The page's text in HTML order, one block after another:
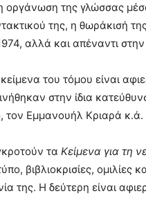
οργάνωση της γλώσσας
της, η θωράκισή
αλλά και απέναντι
του τόμου είναι
στην ίδια
τον Εμμανουήλ Κριαρά κ.ά.
τα Κείμενα για τη
βιβλιοκρισίες, ομιλίες
της. Η δεύτερη είναι